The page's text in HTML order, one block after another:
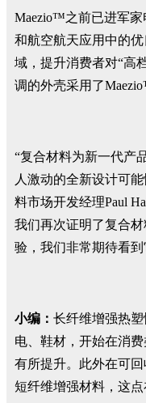
Maezio™之前已进军
和航空航天应用中的
域，提升消费者对“高
调的外壳采用了
“复合材料为新一代产
人激动的全新设计可
料市场开发经理Paul
我们再次证明了复合
验，我们非常期待看
小编： 长纤维增强热
电、鞋材，开始在消
有所提升。此外在可
短纤维增强材料，这点